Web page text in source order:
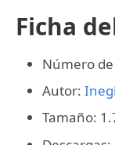
Ficha
Número
Autor: Inegi
Tamaño: